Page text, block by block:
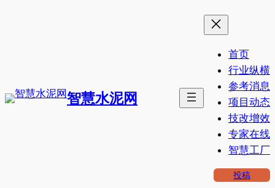
智慧水泥网
首页
行业纵横
参考消息
项目动态
技改增效
专家在线
智慧工厂
投稿